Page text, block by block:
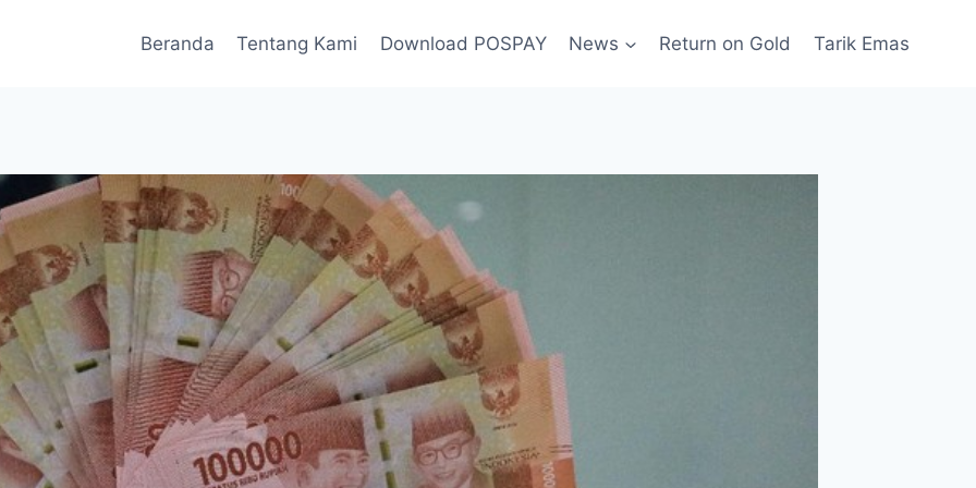
Beranda Tentang Kami Download POSPAY News Return on Gold Tarik Emas